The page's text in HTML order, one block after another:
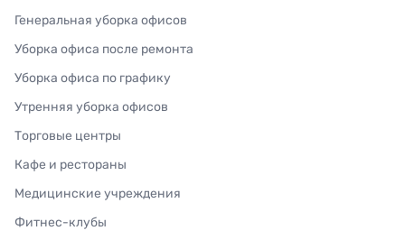
Генеральная уборка офисов
Уборка офиса после ремонта
Уборка офиса по графику
Утренняя уборка офисов
Торговые центры
Кафе и рестораны
Медицинские учреждения
Фитнес-клубы